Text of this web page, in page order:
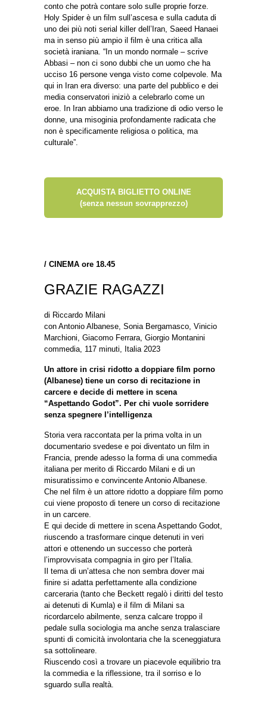
conto che potrà contare solo sulle proprie forze.
Holy Spider è un film sull’ascesa e sulla caduta di
uno dei più noti serial killer dell’Iran, Saeed Hanaei
ma in senso più ampio il film è una critica alla
società iraniana. “In un mondo normale – scrive
Abbasi – non ci sono dubbi che un uomo che ha
ucciso 16 persone venga visto come colpevole. Ma
qui in Iran era diverso: una parte del pubblico e dei
media conservatori iniziò a celebrarlo come un
eroe. In Iran abbiamo una tradizione di odio verso le
donne, una misoginia profondamente radicata che
non è specificamente religiosa o politica, ma
culturale”.
ACQUISTA BIGLIETTO ONLINE
(senza nessun sovrapprezzo)
/ CINEMA ore 18.45
GRAZIE RAGAZZI
di Riccardo Milani
con Antonio Albanese, Sonia Bergamasco, Vinicio
Marchioni, Giacomo Ferrara, Giorgio Montanini
commedia, 117 minuti, Italia 2023
Un attore in crisi ridotto a doppiare film porno
(Albanese) tiene un corso di recitazione in
carcere e decide di mettere in scena
“Aspettando Godot”. Per chi vuole sorridere
senza spegnere l’intelligenza
Storia vera raccontata per la prima volta in un
documentario svedese e poi diventato un film in
Francia, prende adesso la forma di una commedia
italiana per merito di Riccardo Milani e di un
misuratissimo e convincente Antonio Albanese.
Che nel film è un attore ridotto a doppiare film porno
cui viene proposto di tenere un corso di recitazione
in un carcere.
E qui decide di mettere in scena Aspettando Godot,
riuscendo a trasformare cinque detenuti in veri
attori e ottenendo un successo che porterà
l’improvvisata compagnia in giro per l’Italia.
Il tema di un’attesa che non sembra dover mai
finire si adatta perfettamente alla condizione
carceraria (tanto che Beckett regalò i diritti del testo
ai detenuti di Kumla) e il film di Milani sa
ricordarcelo abilmente, senza calcare troppo il
pedale sulla sociologia ma anche senza tralasciare
spunti di comicità involontaria che la sceneggiatura
sa sottolineare.
Riuscendo così a trovare un piacevole equilibrio tra
la commedia e la riflessione, tra il sorriso e lo
sguardo sulla realtà.